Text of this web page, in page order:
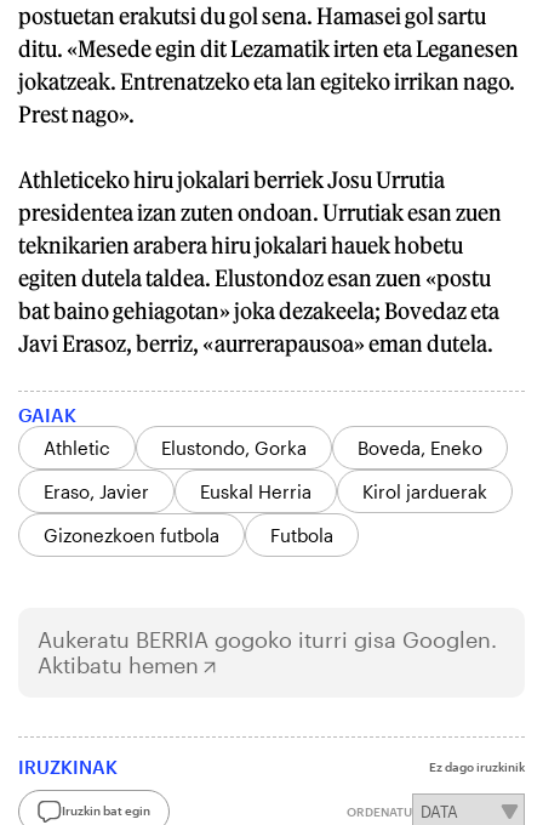
postuetan erakutsi du gol sena. Hamasei gol sartu
ditu. «Mesede egin dit Lezamatik irten eta Leganesen
jokatzeak. Entrenatzeko eta lan egiteko irrikan nago.
Prest nago».
Athleticeko hiru jokalari berriek Josu Urrutia
presidentea izan zuten ondoan. Urrutiak esan zuen
teknikarien arabera hiru jokalari hauek hobetu
egiten dutela taldea. Elustondoz esan zuen «postu
bat baino gehiagotan» joka dezakeela; Bovedaz eta
Javi Erasoz, berriz, «aurrerapausoa» eman dutela.
GAIAK
Athletic
Elustondo, Gorka
Boveda, Eneko
Eraso, Javier
Euskal Herria
Kirol jarduerak
Gizonezkoen futbola
Futbola
Aukeratu BERRIA gogoko iturri gisa Googlen.
Aktibatu hemen
IRUZKINAK Ez dago iruzkinik
Iruzkin bat egin ORDENATU